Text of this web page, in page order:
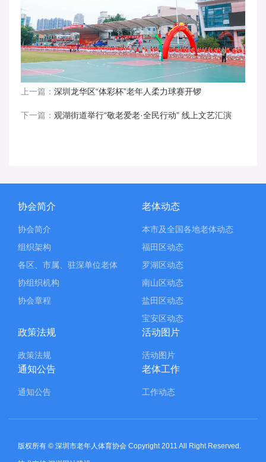
上一篇： 深圳龙华区“体彩杯”老年人柔力球赛开锣
下一篇： 观湖街道举行“敬老爱老·全民行动” 线上文艺汇演
协会简介
协会简介
组织架构
各区、市属、驻深单位老体
协组织机构
协会章程
老体动态
本市及全国各地老体动态
福田区动态
罗湖区动态
南山区动态
盐田区动态
宝安区动态
政策法规
政策法规
活动图片
活动图片
通知公告
通知公告
老体工作
工作动态
版权所有 © 深圳市老年人体育协会 Copyright 2011 All Right Reserved.